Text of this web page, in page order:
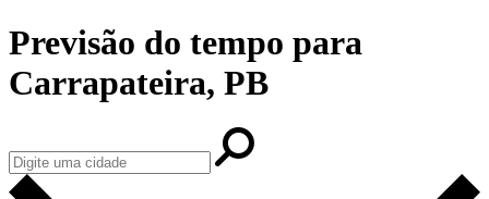
Previsão do tempo para
Carrapateira, PB